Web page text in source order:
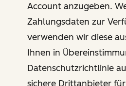
Account anzugeben.
Zahlungsdaten zur
verwenden wir diese
Ihnen in
Datenschutzrichtlinie
sichere Drittanbieter